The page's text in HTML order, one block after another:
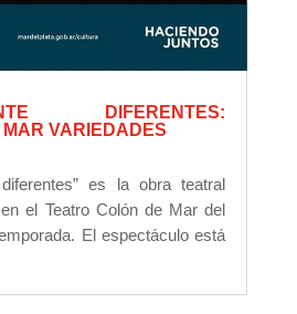
DIFERENTES:
VARIEDADES
diferentes” es la obra teatral
el Teatro Colón de Mar del
El espectáculo está